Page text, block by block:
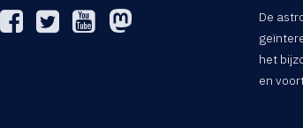
De
het
en